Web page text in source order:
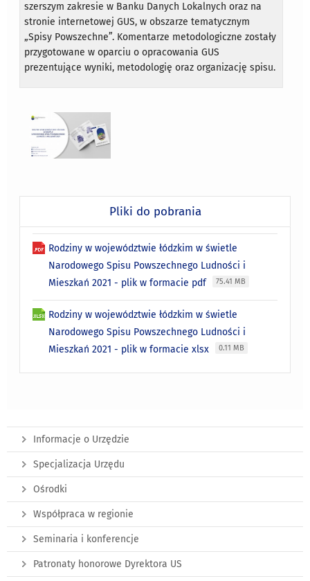
szerszym zakresie w Banku Danych Lokalnychoraz na
stronie internetowej GUS, w obszarze tematycznym
„Spisy Powszechne”. Komentarze metodologicznezostały
przygotowane w oparciu o opracowania GUS
prezentujące wyniki, metodologię orazorganizację spisu.
Pliki do pobrania
Rodziny w województwie łódzkim w świetle
Narodowego Spisu Powszechnego Ludności i
Mieszkań 2021 - plik w formacie pdf
75.41 MB
Rodziny w województwie łódzkim w świetle
Narodowego Spisu Powszechnego Ludności i
Mieszkań 2021 - plik w formacie xlsx
0.11 MB
Informacje o Urzędzie
Specjalizacja Urzędu
Ośrodki
Współpraca w regionie
Seminaria i konferencje
Patronaty honorowe Dyrektora US